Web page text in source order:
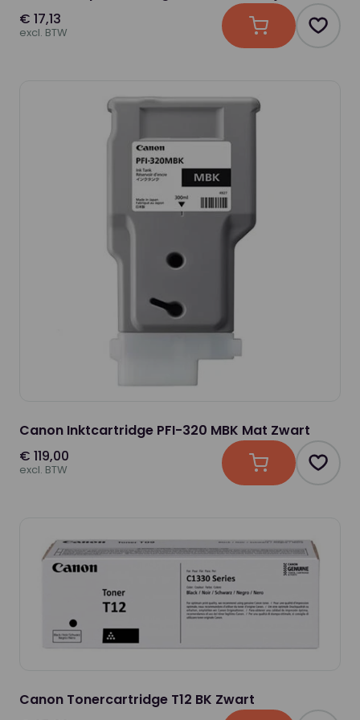
€ 17,13
excl. BTW In winkelwagen
Canon Inktcartridge PFI-320 MBK Mat Zwart
€ 119,00
excl. BTW In winkelwagen
Canon Tonercartridge T12 BK Zwart